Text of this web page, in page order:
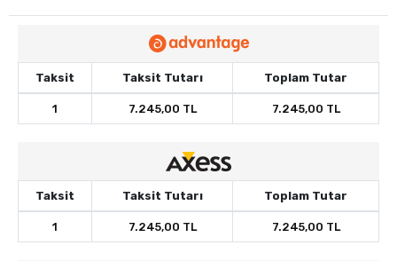
Taksit Taksit Tutarı Toplam Tutar
1 7.245,00 TL 7.245,00 TL
Taksit Taksit Tutarı Toplam Tutar
1 7.245,00 TL 7.245,00 TL